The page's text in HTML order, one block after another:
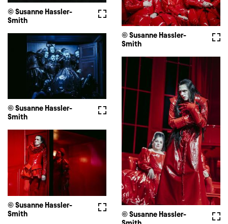
Fullscreen
© Susanne Hassler-
Smith
© Susanne Hassler-
Smith
Fullscreen
© Susanne Hassler-
Smith
© Susanne Hassler-
Fullscreen
© Susanne Hassler-
Smith